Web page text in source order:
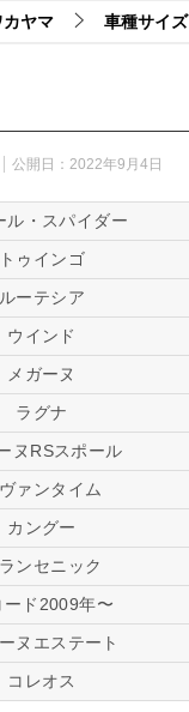
カヤマ 車種サイズ
公開日： 2022年9月4日
ル・スパイダー
トゥインゴ
ルーテシア
ウインド
メガーヌ
ラグナ
ヌRSスポール
ァンタイム
カングー
ンセニック
ード2009年〜
ヌエステート
コレオス